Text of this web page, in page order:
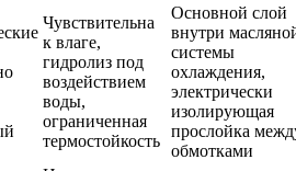
Чувствительна
к влаге,
гидролиз под
воздействием
воды,
ограниченная
термостойкость
Основной слой
внутри
системы
охлаждения,
электрически
изолирующая
прослойка
обмотками